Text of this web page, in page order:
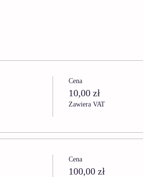
Cena
10,00 zł
Zawiera VAT
Cena
100,00 zł